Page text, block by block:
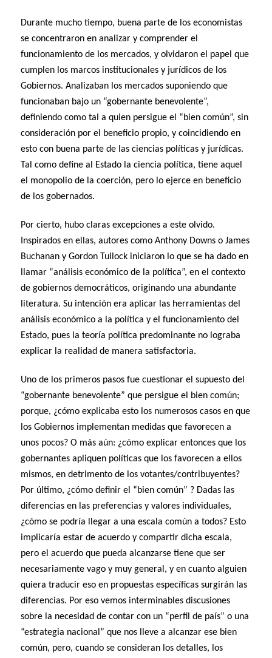
Durante mucho tiempo, buena parte de los economistas
se concentraron en analizar y comprender el
funcionamiento de los mercados, y olvidaron el papel que
cumplen los marcos institucionales y jurídicos de los
Gobiernos. Analizaban los mercados suponiendo que
funcionaban bajo un “gobernante benevolente”,
definiendo como tal a quien persigue el “bien común”, sin
consideración por el beneficio propio, y coincidiendo en
esto con buena parte de las ciencias políticas y jurídicas.
Tal como define al Estado la ciencia política, tiene aquel
el monopolio de la coerción, pero lo ejerce en beneficio
de los gobernados.
Por cierto, hubo claras excepciones a este olvido.
Inspirados en ellas, autores como Anthony Downs o James
Buchanan y Gordon Tullock iniciaron lo que se ha dado en
llamar “análisis económico de la política”, en el contexto
de gobiernos democráticos, originando una abundante
literatura. Su intención era aplicar las herramientas del
análisis económico a la política y el funcionamiento del
Estado, pues la teoría política predominante no lograba
explicar la realidad de manera satisfactoria.
Uno de los primeros pasos fue cuestionar el supuesto del
“gobernante benevolente” que persigue el bien común;
porque, ¿cómo explicaba esto los numerosos casos en que
los Gobiernos implementan medidas que favorecen a
unos pocos? O más aún: ¿cómo explicar entonces que los
gobernantes apliquen políticas que los favorecen a ellos
mismos, en detrimento de los votantes/contribuyentes?
Por último, ¿cómo definir el “bien común” ? Dadas las
diferencias en las preferencias y valores individuales,
¿cómo se podría llegar a una escala común a todos? Esto
implicaría estar de acuerdo y compartir dicha escala,
pero el acuerdo que pueda alcanzarse tiene que ser
necesariamente vago y muy general, y en cuanto alguien
quiera traducir eso en propuestas específicas surgirán las
diferencias. Por eso vemos interminables discusiones
sobre la necesidad de contar con un “perfil de país” o una
“estrategia nacional” que nos lleve a alcanzar ese bien
común, pero, cuando se consideran los detalles, los